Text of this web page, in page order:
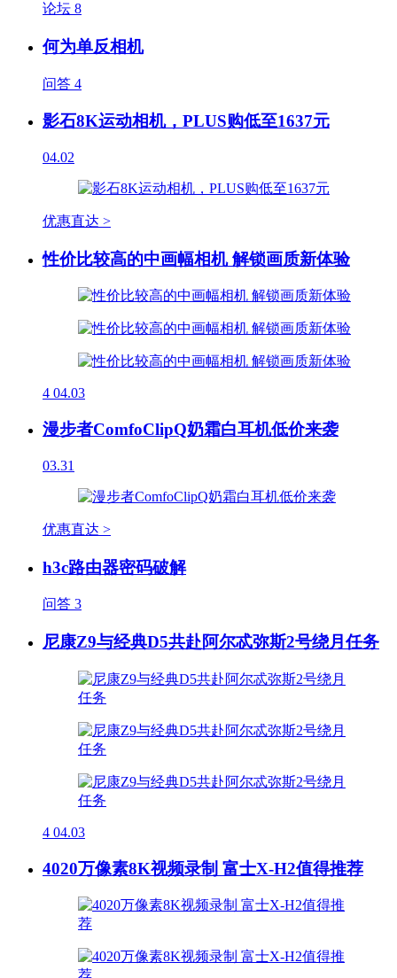
论坛 8
何为单反相机
问答 4
影石8K运动相机，PLUS购低至1637元
04.02
优惠直达 >
性价比较高的中画幅相机 解锁画质新体验
4 04.03
漫步者ComfoClipQ奶霜白耳机低价来袭
03.31
优惠直达 >
h3c路由器密码破解
问答 3
尼康Z9与经典D5共赴阿尔忒弥斯2号绕月任务
4 04.03
4020万像素8K视频录制 富士X-H2值得推荐